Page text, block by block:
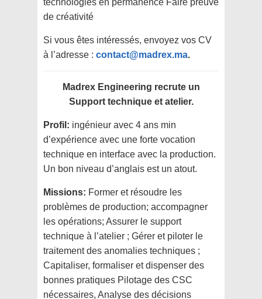
technologies en permanence Faire preuve
de créativité
Si vous êtes intéressés, envoyez vos CV
à l’adresse : contact@madrex.ma.
Madrex Engineering recrute un
Support technique et atelier.
Profil: ingénieur avec 4 ans min
d’expérience avec une forte vocation
technique en interface avec la production.
Un bon niveau d’anglais est un atout.
Missions: Former et résoudre les
problèmes de production; accompagner
les opérations; Assurer le support
technique à l’atelier ; Gérer et piloter le
traitement des anomalies techniques ;
Capitaliser, formaliser et dispenser des
bonnes pratiques Pilotage des CSC
nécessaires, Analyse des décisions